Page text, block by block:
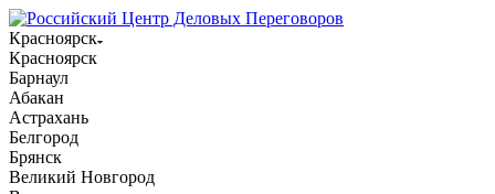
Красноярск
Красноярск
Барнаул
Абакан
Астрахань
Белгород
Брянск
Великий Новгород